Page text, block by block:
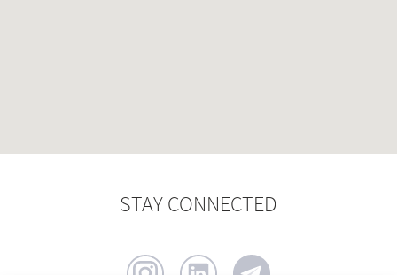
STAY CONNECTED